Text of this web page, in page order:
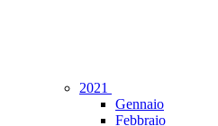
2021
Gennaio
Febbraio